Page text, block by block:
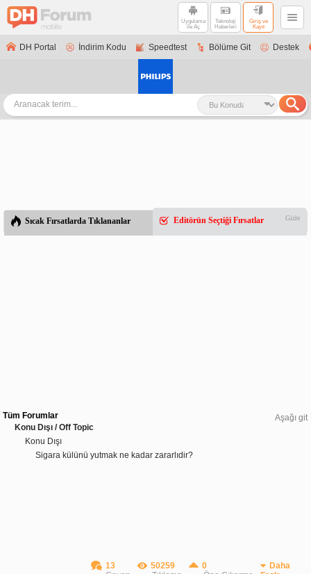
Uygulama
ile Aç
Teknoloji
Haberleri
Giriş ve
Kayıt
DH Portal İndirim Kodu Speedtest Bölüme Git Destek
Sıcak Fırsatlarda Tıklananlar Editörün Seçtiği Fırsatlar Gizle
Aşağı git
Tüm Forumlar
Konu Dışı / Off Topic
Konu Dışı
Sigara külünü yutmak ne kadar zararlıdir?
13
50259
0
Daha